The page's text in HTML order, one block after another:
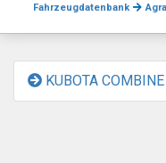
Fahrzeugdatenbank
KUBOTA